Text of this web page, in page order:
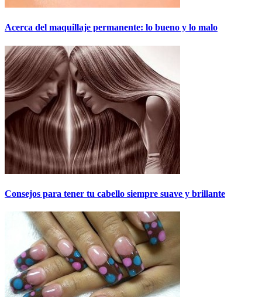
Acerca del maquillaje permanente: lo bueno y lo malo
Consejos para tener tu cabello siempre suave y brillante